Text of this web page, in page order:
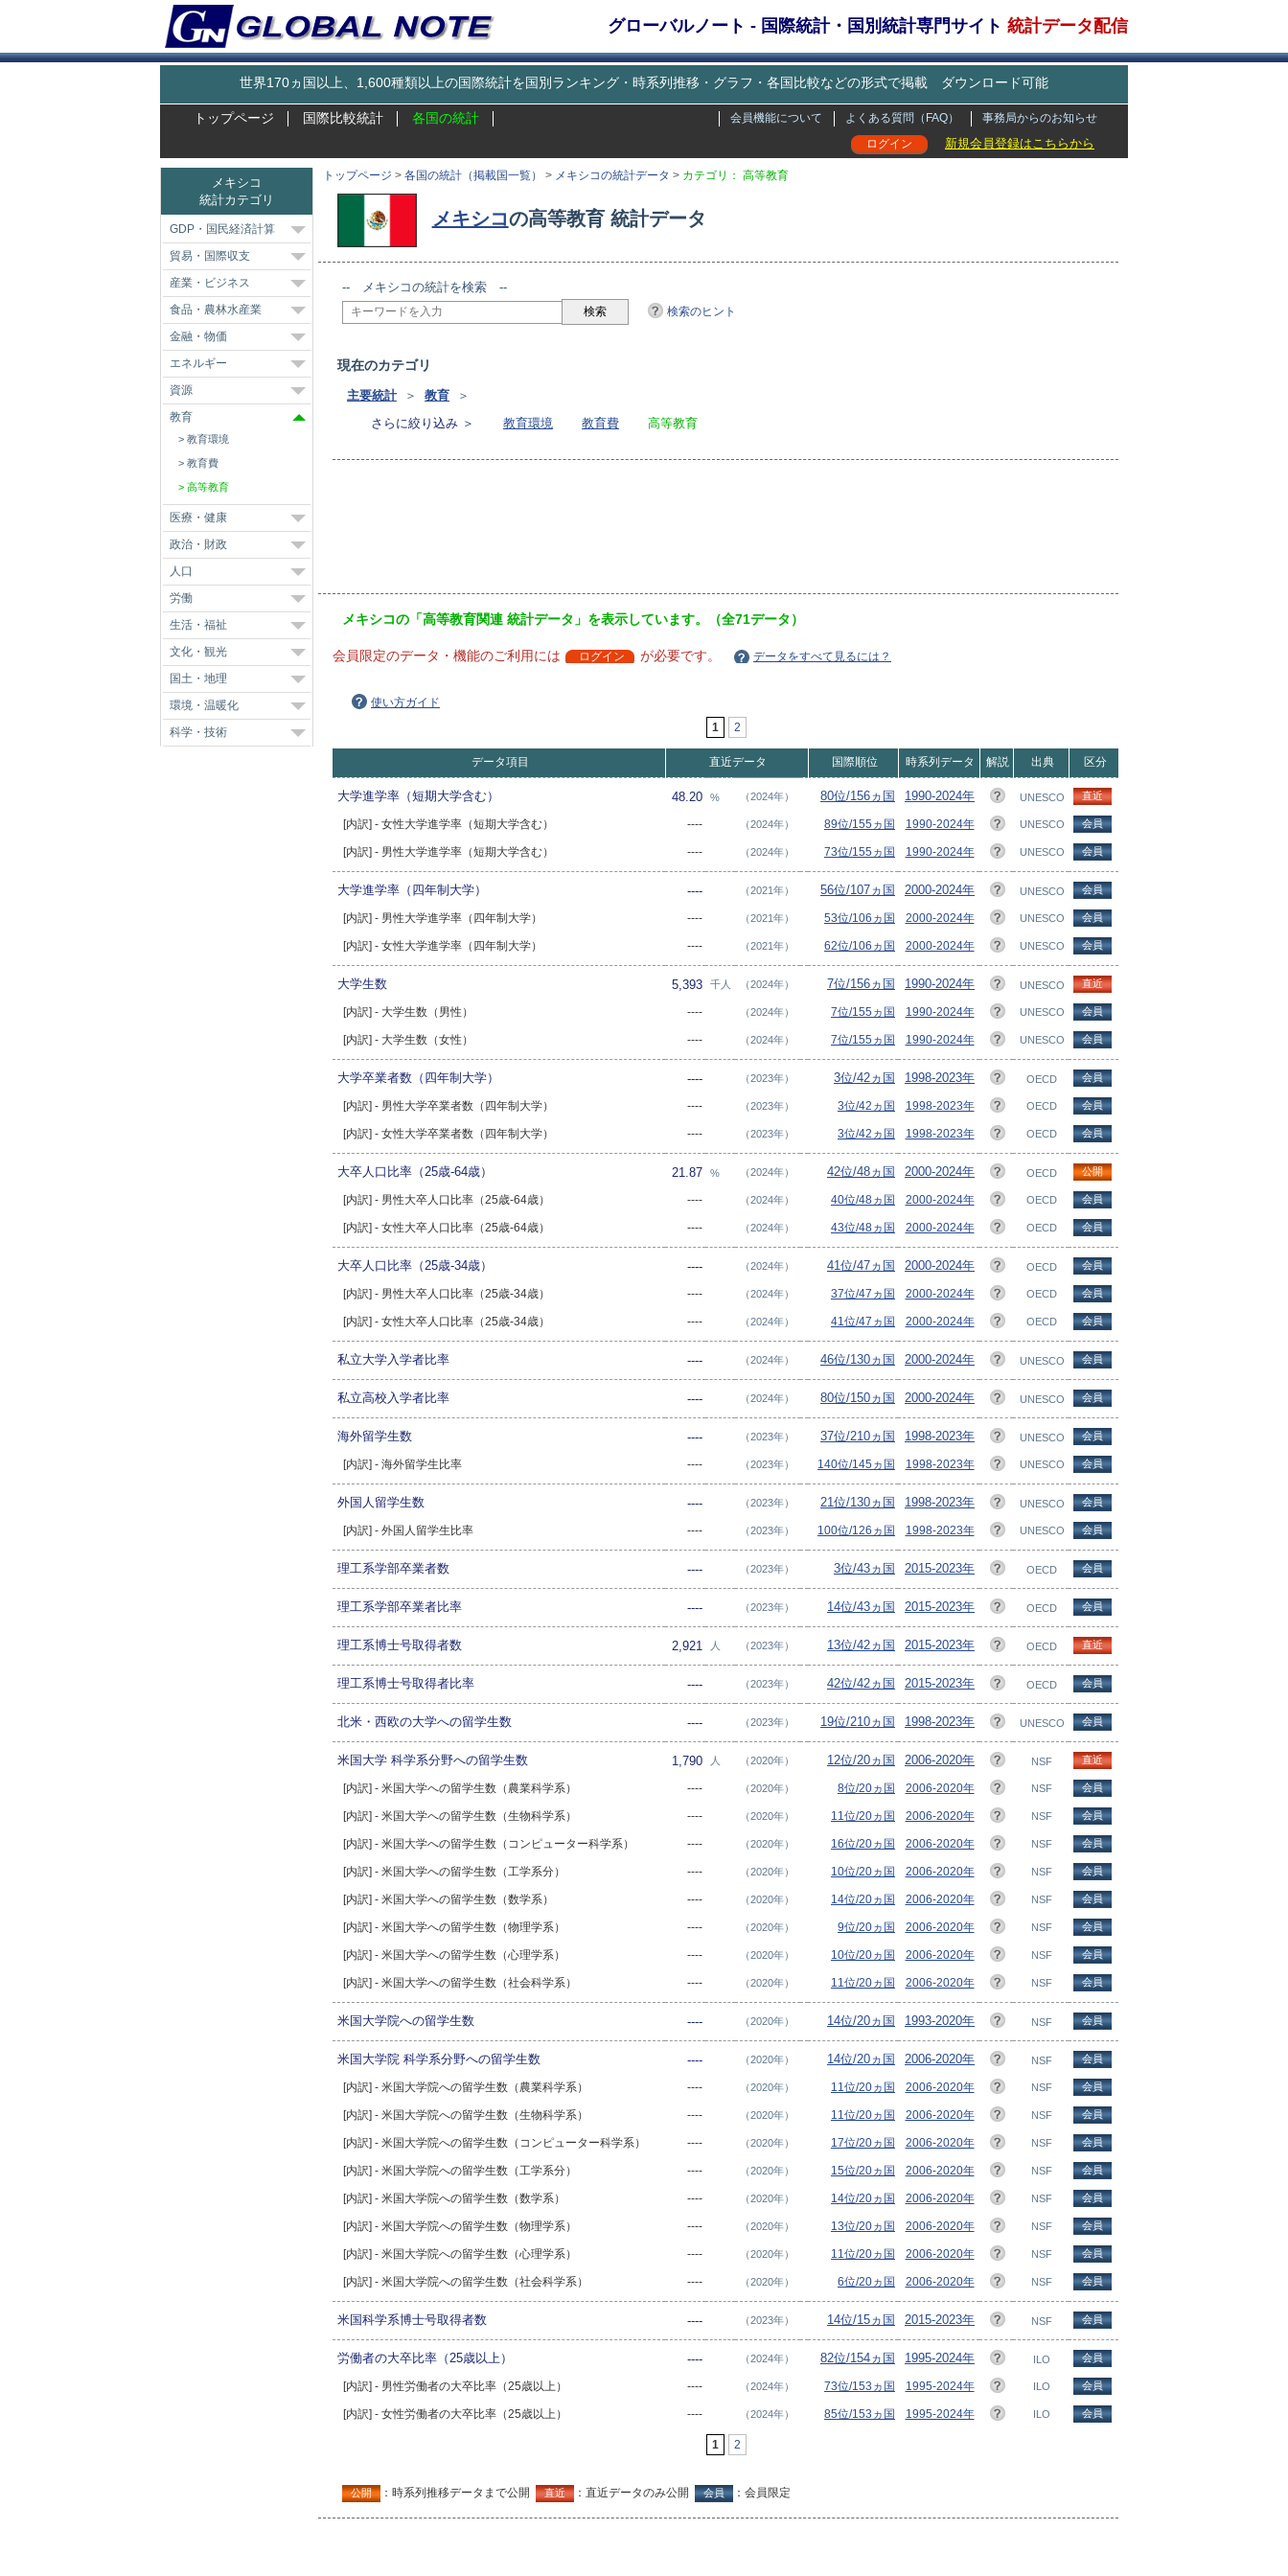
グローバルノート - 国際統計・国別統計専門サイト 統計データ配信
世界170ヵ国以上、1,600種類以上の国際統計を国別ランキング・時系列推移・グラフ・各国比較などの形式で掲載 ダウンロード可能
トップページ 国際比較統計 各国の統計 事務局からのお知らせ
よくある質問（FAQ）
会員機能について
新規会員登録はこちらから
ログイン
トップページ > 各国の統計（掲載国一覧） > メキシコの統計データ > カテゴリ： 高等教育
メキシコの高等教育 統計データ
-- メキシコの統計を検索 --
検索のヒント
現在のカテゴリ
主要統計＞ 教育 ＞
さらに絞り込み ＞
教育環境 教育費 高等教育
メキシコの「高等教育関連 統計データ」を表示しています。（全71データ）
会員限定のデータ・機能のご利用には ログイン が必要です。 データをすべて見るには？
使い方ガイド
1
2
データ項目 直近データ 国際順位 時系列データ 解説 出典 区分
大学進学率（短期大学含む） 48.20 % （2024年） 80位/156ヵ国 1990-2024年 UNESCO 直近
[内訳] - 女性大学進学率（短期大学含む） ---- （2024年） 89位/155ヵ国 1990-2024年 UNESCO 会員
[内訳] - 男性大学進学率（短期大学含む） ---- （2024年） 73位/155ヵ国 1990-2024年 UNESCO 会員
大学進学率（四年制大学） ---- （2021年） 56位/107ヵ国 2000-2024年 UNESCO 会員
[内訳] - 男性大学進学率（四年制大学） ---- （2021年） 53位/106ヵ国 2000-2024年 UNESCO 会員
[内訳] - 女性大学進学率（四年制大学） ---- （2021年） 62位/106ヵ国 2000-2024年 UNESCO 会員
大学生数 5,393 千人 （2024年） 7位/156ヵ国 1990-2024年 UNESCO 直近
[内訳] - 大学生数（男性） ---- （2024年） 7位/155ヵ国 1990-2024年 UNESCO 会員
[内訳] - 大学生数（女性） ---- （2024年） 7位/155ヵ国 1990-2024年 UNESCO 会員
大学卒業者数（四年制大学） ---- （2023年） 3位/42ヵ国 1998-2023年 OECD 会員
[内訳] - 男性大学卒業者数（四年制大学） ---- （2023年） 3位/42ヵ国 1998-2023年 OECD 会員
[内訳] - 女性大学卒業者数（四年制大学） ---- （2023年） 3位/42ヵ国 1998-2023年 OECD 会員
大卒人口比率（25歳-64歳） 21.87 % （2024年） 42位/48ヵ国 2000-2024年 OECD 公開
[内訳] - 男性大卒人口比率（25歳-64歳） ---- （2024年） 40位/48ヵ国 2000-2024年 OECD 会員
[内訳] - 女性大卒人口比率（25歳-64歳） ---- （2024年） 43位/48ヵ国 2000-2024年 OECD 会員
大卒人口比率（25歳-34歳） ---- （2024年） 41位/47ヵ国 2000-2024年 OECD 会員
[内訳] - 男性大卒人口比率（25歳-34歳） ---- （2024年） 37位/47ヵ国 2000-2024年 OECD 会員
[内訳] - 女性大卒人口比率（25歳-34歳） ---- （2024年） 41位/47ヵ国 2000-2024年 OECD 会員
私立大学入学者比率 ---- （2024年） 46位/130ヵ国 2000-2024年 UNESCO 会員
私立高校入学者比率 ---- （2024年） 80位/150ヵ国 2000-2024年 UNESCO 会員
海外留学生数 ---- （2023年） 37位/210ヵ国 1998-2023年 UNESCO 会員
[内訳] - 海外留学生比率 ---- （2023年） 140位/145ヵ国 1998-2023年 UNESCO 会員
外国人留学生数 ---- （2023年） 21位/130ヵ国 1998-2023年 UNESCO 会員
[内訳] - 外国人留学生比率 ---- （2023年） 100位/126ヵ国 1998-2023年 UNESCO 会員
理工系学部卒業者数 ---- （2023年） 3位/43ヵ国 2015-2023年 OECD 会員
理工系学部卒業者比率 ---- （2023年） 14位/43ヵ国 2015-2023年 OECD 会員
理工系博士号取得者数 2,921 人 （2023年） 13位/42ヵ国 2015-2023年 OECD 直近
理工系博士号取得者比率 ---- （2023年） 42位/42ヵ国 2015-2023年 OECD 会員
北米・西欧の大学への留学生数 ---- （2023年） 19位/210ヵ国 1998-2023年 UNESCO 会員
米国大学 科学系分野への留学生数 1,790 人 （2020年） 12位/20ヵ国 2006-2020年 NSF 直近
[内訳] - 米国大学への留学生数（農業科学系） ---- （2020年） 8位/20ヵ国 2006-2020年 NSF 会員
[内訳] - 米国大学への留学生数（生物科学系） ---- （2020年） 11位/20ヵ国 2006-2020年 NSF 会員
[内訳] - 米国大学への留学生数（コンピューター科学系） ---- （2020年） 16位/20ヵ国 2006-2020年 NSF 会員
[内訳] - 米国大学への留学生数（工学系分） ---- （2020年） 10位/20ヵ国 2006-2020年 NSF 会員
[内訳] - 米国大学への留学生数（数学系） ---- （2020年） 14位/20ヵ国 2006-2020年 NSF 会員
[内訳] - 米国大学への留学生数（物理学系） ---- （2020年） 9位/20ヵ国 2006-2020年 NSF 会員
[内訳] - 米国大学への留学生数（心理学系） ---- （2020年） 10位/20ヵ国 2006-2020年 NSF 会員
[内訳] - 米国大学への留学生数（社会科学系） ---- （2020年） 11位/20ヵ国 2006-2020年 NSF 会員
米国大学院への留学生数 ---- （2020年） 14位/20ヵ国 1993-2020年 NSF 会員
米国大学院 科学系分野への留学生数 ---- （2020年） 14位/20ヵ国 2006-2020年 NSF 会員
[内訳] - 米国大学院への留学生数（農業科学系） ---- （2020年） 11位/20ヵ国 2006-2020年 NSF 会員
[内訳] - 米国大学院への留学生数（生物科学系） ---- （2020年） 11位/20ヵ国 2006-2020年 NSF 会員
[内訳] - 米国大学院への留学生数（コンピューター科学系） ---- （2020年） 17位/20ヵ国 2006-2020年 NSF 会員
[内訳] - 米国大学院への留学生数（工学系分） ---- （2020年） 15位/20ヵ国 2006-2020年 NSF 会員
[内訳] - 米国大学院への留学生数（数学系） ---- （2020年） 14位/20ヵ国 2006-2020年 NSF 会員
[内訳] - 米国大学院への留学生数（物理学系） ---- （2020年） 13位/20ヵ国 2006-2020年 NSF 会員
[内訳] - 米国大学院への留学生数（心理学系） ---- （2020年） 11位/20ヵ国 2006-2020年 NSF 会員
[内訳] - 米国大学院への留学生数（社会科学系） ---- （2020年） 6位/20ヵ国 2006-2020年 NSF 会員
米国科学系博士号取得者数 ---- （2023年） 14位/15ヵ国 2015-2023年 NSF 会員
労働者の大卒比率（25歳以上） ---- （2024年） 82位/154ヵ国 1995-2024年 ILO 会員
[内訳] - 男性労働者の大卒比率（25歳以上） ---- （2024年） 73位/153ヵ国 1995-2024年 ILO 会員
[内訳] - 女性労働者の大卒比率（25歳以上） ---- （2024年） 85位/153ヵ国 1995-2024年 ILO 会員
1 2
公開 ：時系列推移データまで公開 直近 ：直近データのみ公開 会員 ：会員限定
メキシコ
統計カテゴリ
GDP・国民経済計算
貿易・国際収支
産業・ビジネス
食品・農林水産業
金融・物価
エネルギー
資源
教育
教育環境
教育費
高等教育
医療・健康
政治・財政
人口
労働
生活・福祉
文化・観光
国土・地理
環境・温暖化
科学・技術